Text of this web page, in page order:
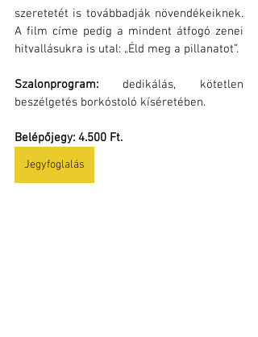
szeretetét is továbbadják növendékeiknek.
A film címe pedig a mindent átfogó zenei
hitvallásukra is utal: „Éld meg a pillanatot”.
Szalonprogram: dedikálás, kötetlen
beszélgetés borkóstoló kíséretében.
Belépőjegy: 4.500 Ft.
Jegyfoglalás